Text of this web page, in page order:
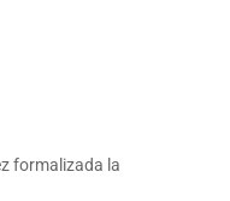
formalizada la